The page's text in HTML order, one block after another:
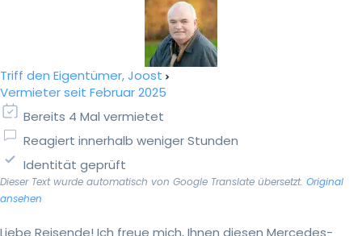
Triff den Eigentümer, Joost
Vermieter seit Februar 2025
Bereits 4 Mal vermietet
Reagiert innerhalb weniger Stunden
Identität geprüft
Dieser Text wurde automatisch von Google Translate übersetzt. Original
ansehen
Liebe Reisende! Ich freue mich, Ihnen diesen Mercedes-